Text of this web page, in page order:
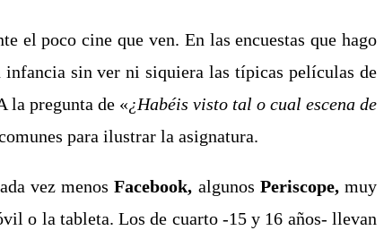
el poco cine que ven. En las encuestas que hago
infancia sin ver ni siquiera las típicas películas de
la pregunta de «¿Habéis visto tal o cual escena de
para ilustrar la asignatura.
vez menosFacebook, algunos Periscope,muy
o la tableta. Los de cuarto -15 y 16 años- llevan